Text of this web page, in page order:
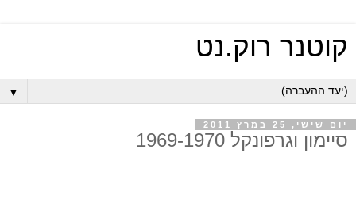
קוטנר רוק.נט
▼
יום שישי, 25 במרץ 2011
סיימון וגרפונקל 1969-1970